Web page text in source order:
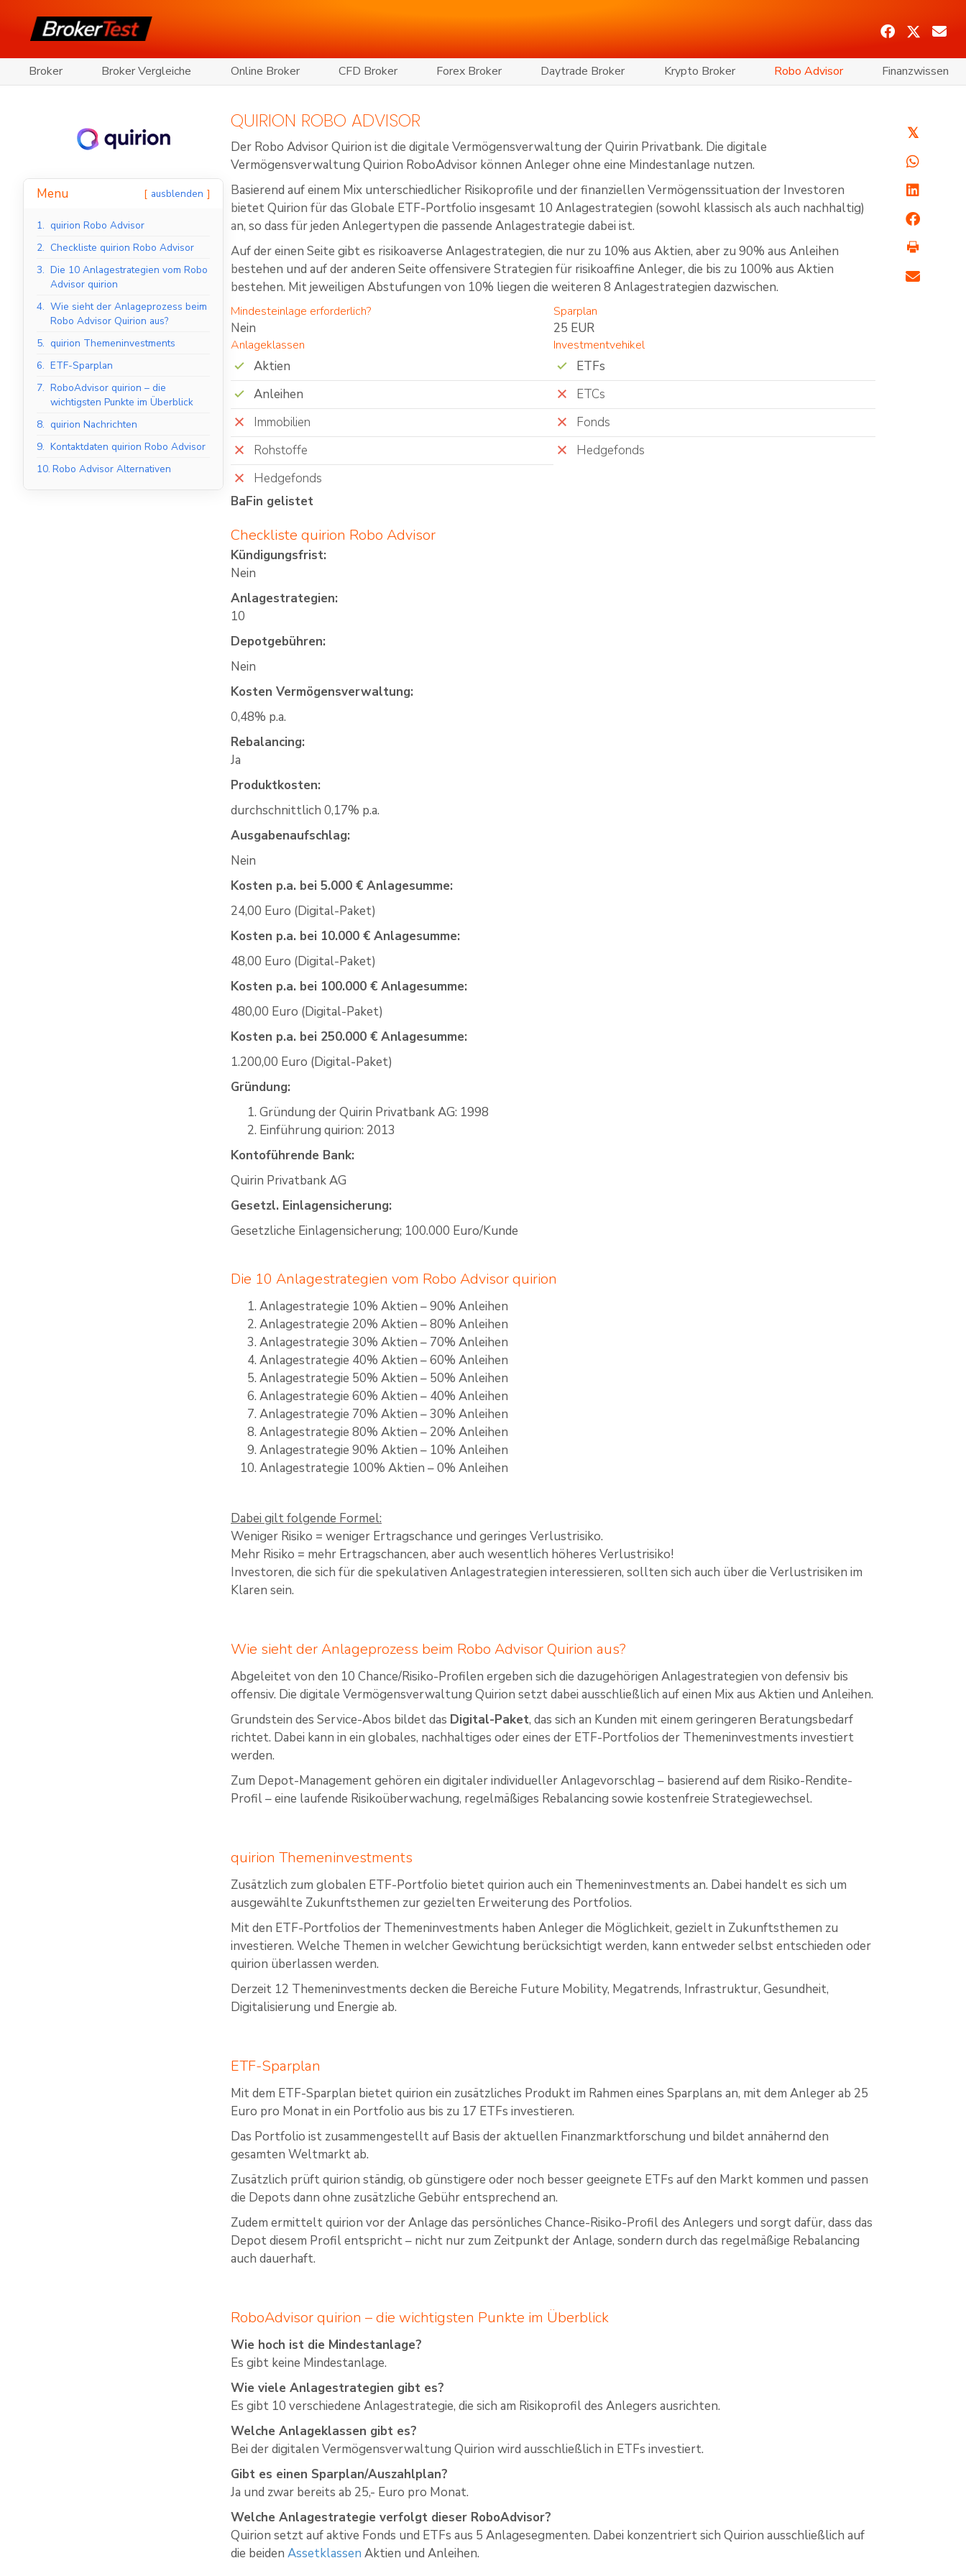
Broker Broker Vergleiche Online Broker CFD Broker Forex Broker Daytrade Broker Krypto Broker Robo Advisor Finanzwissen
Menu ausblenden
1. quirion Robo Advisor
2. Checkliste quirion Robo Advisor
3. Die 10 Anlagestrategien vom Robo
Advisor quirion
4. Wie sieht der Anlageprozess beim
Robo Advisor Quirion aus?
5. quirion Themeninvestments
6. ETF-Sparplan
7. RoboAdvisor quirion – die
wichtigsten Punkte im Überblick
8. quirion Nachrichten
9. Kontaktdaten quirion Robo Advisor
10. Robo Advisor Alternativen
QUIRION ROBO ADVISOR
Der Robo Advisor Quirion ist die digitale Vermögensverwaltung der Quirin Privatbank. Die digitale
Vermögensverwaltung Quirion RoboAdvisor können Anleger ohne eine Mindestanlage nutzen.
Basierend auf einem Mix unterschiedlicher Risikoprofile und der finanziellen Vermögenssituation der Investoren
bietet Quirion für das Globale ETF-Portfolio insgesamt 10 Anlagestrategien (sowohl klassisch als auch nachhaltig)
an, so dass für jeden Anlegertypen die passende Anlagestrategie dabei ist.
Auf der einen Seite gibt es risikoaverse Anlagestrategien, die nur zu 10% aus Aktien, aber zu 90% aus Anleihen
bestehen und auf der anderen Seite offensivere Strategien für risikoaffine Anleger, die bis zu 100% aus Aktien
bestehen. Mit jeweiligen Abstufungen von 10% liegen die weiteren 8 Anlagestrategien dazwischen.
Mindesteinlage erforderlich?
Nein
Anlageklassen
Aktien
Anleihen
Immobilien
Rohstoffe
Hedgefonds
BaFin gelistet
Sparplan
25 EUR
Investmentvehikel
ETFs
ETCs
Fonds
Hedgefonds
Checkliste quirion Robo Advisor
Kündigungsfrist:
Nein
Anlagestrategien:
10
Depotgebühren:
Nein
Kosten Vermögensverwaltung:
0,48% p.a.
Rebalancing:
Ja
Produktkosten:
durchschnittlich 0,17% p.a.
Ausgabenaufschlag:
Nein
Kosten p.a. bei 5.000 € Anlagesumme:
24,00 Euro (Digital-Paket)
Kosten p.a. bei 10.000 € Anlagesumme:
48,00 Euro (Digital-Paket)
Kosten p.a. bei 100.000 € Anlagesumme:
480,00 Euro (Digital-Paket)
Kosten p.a. bei 250.000 € Anlagesumme:
1.200,00 Euro (Digital-Paket)
Gründung:
Gründung der Quirin Privatbank AG: 1998
Einführung quirion: 2013
Kontoführende Bank:
Quirin Privatbank AG
Gesetzl. Einlagensicherung:
Gesetzliche Einlagensicherung; 100.000 Euro/Kunde
Die 10 Anlagestrategien vom Robo Advisor quirion
Anlagestrategie 10% Aktien – 90% Anleihen
Anlagestrategie 20% Aktien – 80% Anleihen
Anlagestrategie 30% Aktien – 70% Anleihen
Anlagestrategie 40% Aktien – 60% Anleihen
Anlagestrategie 50% Aktien – 50% Anleihen
Anlagestrategie 60% Aktien – 40% Anleihen
Anlagestrategie 70% Aktien – 30% Anleihen
Anlagestrategie 80% Aktien – 20% Anleihen
Anlagestrategie 90% Aktien – 10% Anleihen
Anlagestrategie 100% Aktien – 0% Anleihen
Dabei gilt folgende Formel:
Weniger Risiko = weniger Ertragschance und geringes Verlustrisiko.
Mehr Risiko = mehr Ertragschancen, aber auch wesentlich höheres Verlustrisiko!
Investoren, die sich für die spekulativen Anlagestrategien interessieren, sollten sich auch über die Verlustrisiken im
Klaren sein.
Wie sieht der Anlageprozess beim Robo Advisor Quirion aus?
Abgeleitet von den 10 Chance/Risiko-Profilen ergeben sich die dazugehörigen Anlagestrategien von defensiv bis
offensiv. Die digitale Vermögensverwaltung Quirion setzt dabei ausschließlich auf einen Mix aus Aktien und Anleihen.
Grundstein des Service-Abos bildet das Digital-Paket, das sich an Kunden mit einem geringeren Beratungsbedarf
richtet. Dabei kann in ein globales, nachhaltiges oder eines der ETF-Portfolios der Themeninvestments investiert
werden.
Zum Depot-Management gehören ein digitaler individueller Anlagevorschlag – basierend auf dem Risiko-Rendite-
Profil – eine laufende Risikoüberwachung, regelmäßiges Rebalancing sowie kostenfreie Strategiewechsel.
quirion Themeninvestments
Zusätzlich zum globalen ETF-Portfolio bietet quirion auch ein Themeninvestments an. Dabei handelt es sich um
ausgewählte Zukunftsthemen zur gezielten Erweiterung des Portfolios.
Mit den ETF-Portfolios der Themeninvestments haben Anleger die Möglichkeit, gezielt in Zukunftsthemen zu
investieren. Welche Themen in welcher Gewichtung berücksichtigt werden, kann entweder selbst entschieden oder
quirion überlassen werden.
Derzeit 12 Themeninvestments decken die Bereiche Future Mobility, Megatrends, Infrastruktur, Gesundheit,
Digitalisierung und Energie ab.
ETF-Sparplan
Mit dem ETF-Sparplan bietet quirion ein zusätzliches Produkt im Rahmen eines Sparplans an, mit dem Anleger ab 25
Euro pro Monat in ein Portfolio aus bis zu 17 ETFs investieren.
Das Portfolio ist zusammengestellt auf Basis der aktuellen Finanzmarktforschung und bildet annähernd den
gesamten Weltmarkt ab.
Zusätzlich prüft quirion ständig, ob günstigere oder noch besser geeignete ETFs auf den Markt kommen und passen
die Depots dann ohne zusätzliche Gebühr entsprechend an.
Zudem ermittelt quirion vor der Anlage das persönliches Chance-Risiko-Profil des Anlegers und sorgt dafür, dass das
Depot diesem Profil entspricht – nicht nur zum Zeitpunkt der Anlage, sondern durch das regelmäßige Rebalancing
auch dauerhaft.
RoboAdvisor quirion – die wichtigsten Punkte im Überblick
Wie hoch ist die Mindestanlage?
Es gibt keine Mindestanlage.
Wie viele Anlagestrategien gibt es?
Es gibt 10 verschiedene Anlagestrategie, die sich am Risikoprofil des Anlegers ausrichten.
Welche Anlageklassen gibt es?
Bei der digitalen Vermögensverwaltung Quirion wird ausschließlich in ETFs investiert.
Gibt es einen Sparplan/Auszahlplan?
Ja und zwar bereits ab 25,- Euro pro Monat.
Welche Anlagestrategie verfolgt dieser RoboAdvisor?
Quirion setzt auf aktive Fonds und ETFs aus 5 Anlagesegmenten. Dabei konzentriert sich Quirion ausschließlich auf
die beiden Assetklassen Aktien und Anleihen.
𝕏